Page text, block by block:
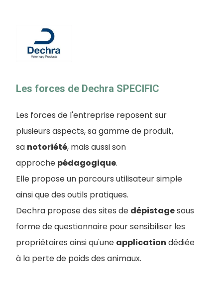
Les forces de Dechra SPECIFIC
Les forces de l'entreprise reposent sur
plusieurs aspects, sa gamme de produit,
sa notoriété, mais aussi son
approche pédagogique.
Elle propose un parcours utilisateur simple
ainsi que des outils pratiques.
Dechra propose des sites de dépistagesous
forme de questionnaire pour sensibiliser les
propriétaires ainsi qu'une application dédiée
à la perte de poids des animaux.